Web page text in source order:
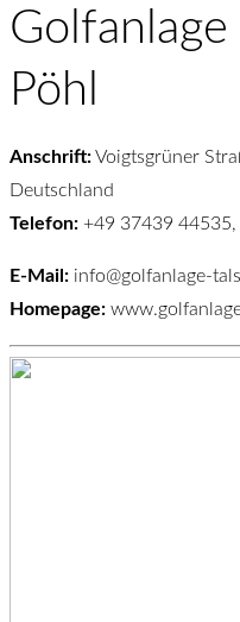
Golfanlage
Pöhl
Anschrift:Voigtsgrüner
Deutschland
Telefon: +49 37439
E-Mail: info@golfanlage-
Homepage: